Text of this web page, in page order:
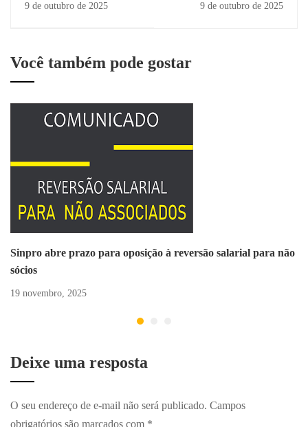
9 de outubro de 2025
ASSEMBLEIAS
9 de outubro de 2025
Você também pode gostar
Sinpro abre prazo para oposição à reversão salarial para não
sócios
19 novembro, 2025
Deixe uma resposta
O seu endereço de e-mail não será publicado. Campos
obrigatórios são marcados com *